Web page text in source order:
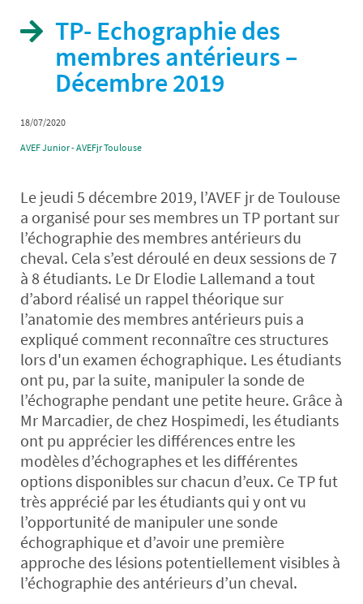
TP- Echographie des
membres antérieurs –
Décembre 2019
18/07/2020
AVEF Junior - AVEFjr Toulouse
Le jeudi 5 décembre 2019, l’AVEF jr de Toulouse
a organisé pour ses membres un TP portant sur
l’échographie des membres antérieurs du
cheval. Cela s’est déroulé en deux sessions de 7
à 8 étudiants. Le Dr Elodie Lallemand a tout
d’abord réalisé un rappel théorique sur
l’anatomie des membres antérieurs puis a
expliqué comment reconnaître ces structures
lors d'un examen échographique. Les étudiants
ont pu, par la suite, manipuler la sonde de
l’échographe pendant une petite heure. Grâce à
Mr Marcadier, de chez Hospimedi, les étudiants
ont pu apprécier les différences entre les
modèles d’échographes et les différentes
options disponibles sur chacun d’eux. Ce TP fut
très apprécié par les étudiants qui y ont vu
l’opportunité de manipuler une sonde
échographique et d’avoir une première
approche des lésions potentiellement visibles à
l’échographie des antérieurs d’un cheval.